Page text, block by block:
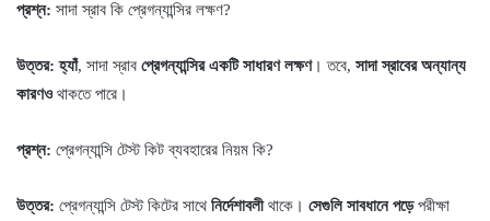
প্রশ্ন: সাদা স্রাব কি প্রেগন্যান্সির লক্ষণ?
উত্তর: হ্যাঁ, সাদা স্রাব প্রেগন্যান্সির একটি সাধারণ লক্ষণ। তবে, সাদা স্রাবের অন্যান্য
কারণওথাকতে পারে।
প্রশ্ন: প্রেগন্যান্সি টেস্ট কিট ব্যবহারের নিয়ম কি?
উত্তর: প্রেগন্যান্সি টেস্ট কিটের সাথেনির্দেশাবলীথাকে। সেগুলি সাবধানে পড়েপরীক্ষা